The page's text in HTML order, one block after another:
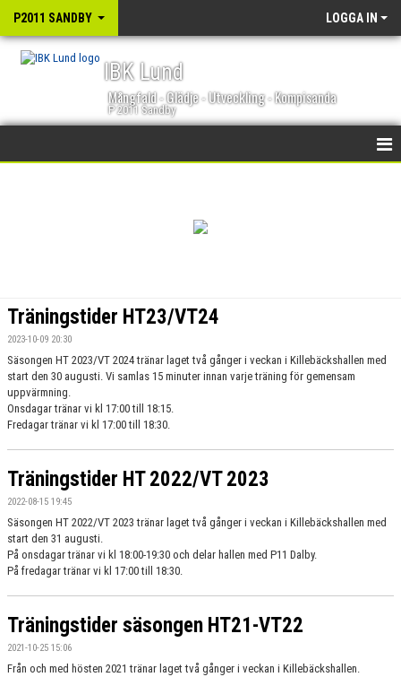
P2011 SANDBY LOGGA IN
IBK Lund
Mångfald - Glädje - Utveckling - Kompisanda
P 2011 Sandby
TRUPPEN
BILDGALLERI
DOKUMENT
KONTAKT
Träningstider HT23/VT24
2023-10-09 20:30
Säsongen HT 2023/VT 2024 tränar laget två gånger i veckan i Killebäckshallen med
start den 30 augusti. Vi samlas 15 minuter innan varje träning för gemensam
uppvärmning.
Onsdagar tränar vi kl 17:00 till 18:15.
Fredagar tränar vi kl 17:00 till 18:30.
Träningstider HT 2022/VT 2023
2022-08-15 19:45
Säsongen HT 2022/VT 2023 tränar laget två gånger i veckan i Killebäckshallen med
start den 31 augusti.
På onsdagar tränar vi kl 18:00-19:30 och delar hallen med P11 Dalby.
På fredagar tränar vi kl 17:00 till 18:30.
Träningstider säsongen HT21-VT22
2021-10-25 15:06
Från och med hösten 2021 tränar laget två gånger i veckan i Killebäckshallen.